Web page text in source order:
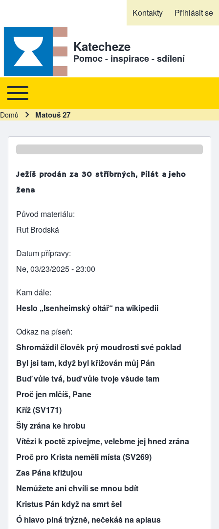
Kontakty Přihlásit se
Katecheze
Pomoc - inspirace - sdílení
Hlavní navigace
Toggle main menu
Drobečková navigace
Domů Matouš 27
Ježíš prodán za 30 stříbrných, Pilát a jeho
žena
Původ materiálu
Rut Brodská
Datum přípravy
Ne, 03/23/2025 - 23:00
Kam dále
Heslo „Isenheimský oltář“ na wikipedii
Odkaz na píseň
Shromáždil člověk prý moudrosti své poklad
Byl jsi tam, když byl křižován můj Pán
Buď vůle tvá, buď vůle tvoje všude tam
Proč jen mlčíš, Pane
Kříž (SV171)
Šly zrána ke hrobu
Vítězi k poctě zpívejme, velebme jej hned zrána
Proč pro Krista neměli místa (SV269)
Zas Pána křižujou
Nemůžete ani chvíli se mnou bdít
Kristus Pán když na smrt šel
Ó hlavo plná trýzně, nečekáš na aplaus